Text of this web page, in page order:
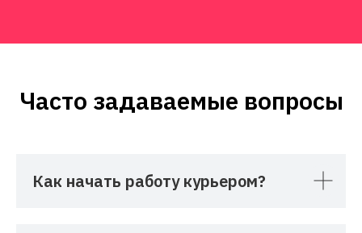
Часто задаваемые вопросы
Как начать работу курьером?